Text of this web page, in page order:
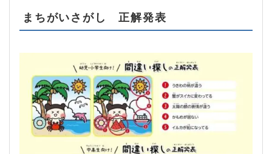
まちがいさがし 正解発表